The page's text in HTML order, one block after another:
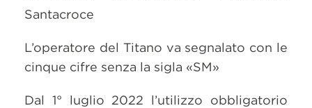
Santacroce
L’operatore del Titano va segnalato con le
cinque cifre senza la sigla «SM»
Dal 1° luglio 2022 l’utilizzo obbligatorio